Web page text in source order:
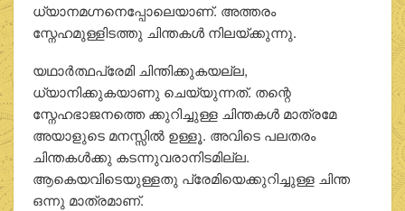
ധ്യാനമഗ്നനെപ്പോലെയാണ്. അത്തരം
സ്നേഹമുള്ളിടത്തു ചിന്തകള്‍ നിലയ്ക്കുന്നു.
യഥാര്‍ത്ഥപ്രേമി ചിന്തിക്കുകയല്ല,
ധ്യാനിക്കുകയാണു ചെയ്യുന്നത്. തന്റെ
സ്നേഹഭാജനത്തെ ക്കുറിച്ചുള്ള ചിന്തകള്‍ മാത്രമേ
അയാളുടെ മനസ്സില്‍ ഉള്ളൂ. അവിടെ പലതരം
ചിന്തകള്‍ക്കു കടന്നുവരാനിടമില്ല.
ആകെയവിടെയുള്ളതു പ്രേമിയെക്കുറിച്ചുള്ള ചിന്ത
ഒന്നു മാത്രമാണ്.